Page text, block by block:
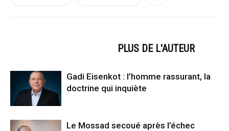
PLUS DE L'AUTEUR
Gadi Eisenkot : l’homme rassurant, la
doctrine qui inquiète
Le Mossad secoué après l’échec